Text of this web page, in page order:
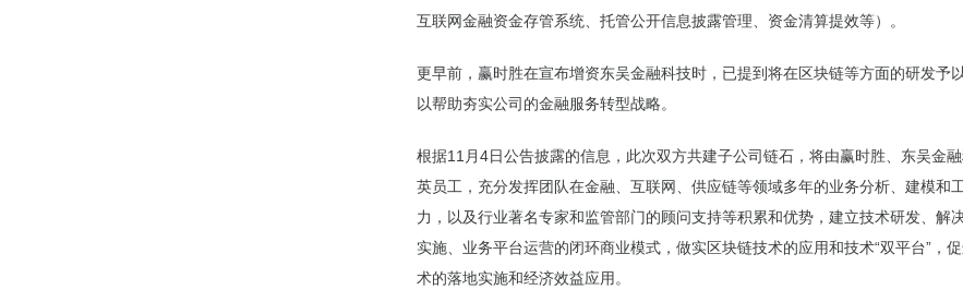
互联网金融资金存管系统、托管公开信息披露管理、资金清算提效等）。
更早前，赢时胜在宣布增资东吴金融科技时，已提到将在区块链等方面的研发予
以帮助夯实公司的金融服务转型战略。
根据11月4日公告披露的信息，此次双方共建子公司链石，将由赢时胜、东吴金
英员工，充分发挥团队在金融、互联网、供应链等领域多年的业务分析、建模和
力，以及行业著名专家和监管部门的顾问支持等积累和优势，建立技术研发、解
实施、业务平台运营的闭环商业模式，做实区块链技术的应用和技术“双平台”，
术的落地实施和经济效益应用。